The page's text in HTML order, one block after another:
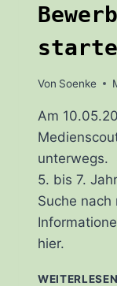
Von Soenke
Am
unterwegs.
5. bis 7.
Suche
hier.
WEITERLESEN